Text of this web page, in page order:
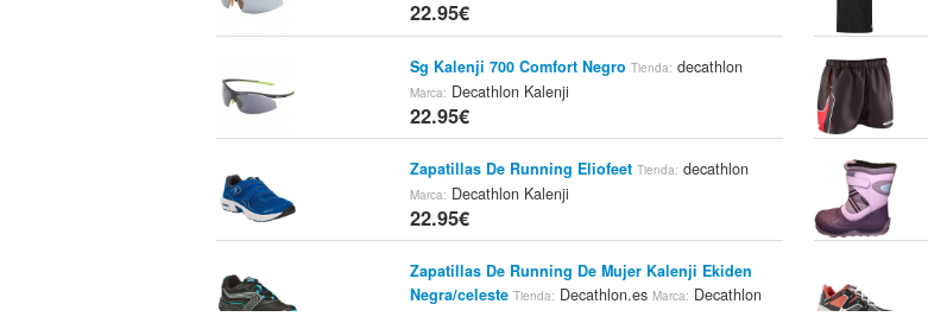
22.95€
Sg Kalenji 700 Comfort Negro Tienda: decathlon
Marca: Decathlon Kalenji
22.95€
Zapatillas De Running Eliofeet Tienda: decathlon
Marca: Decathlon Kalenji
22.95€
Zapatillas De Running De Mujer Kalenji Ekiden
Negra/celeste Tienda: Decathlon.esMarca: Decathlon